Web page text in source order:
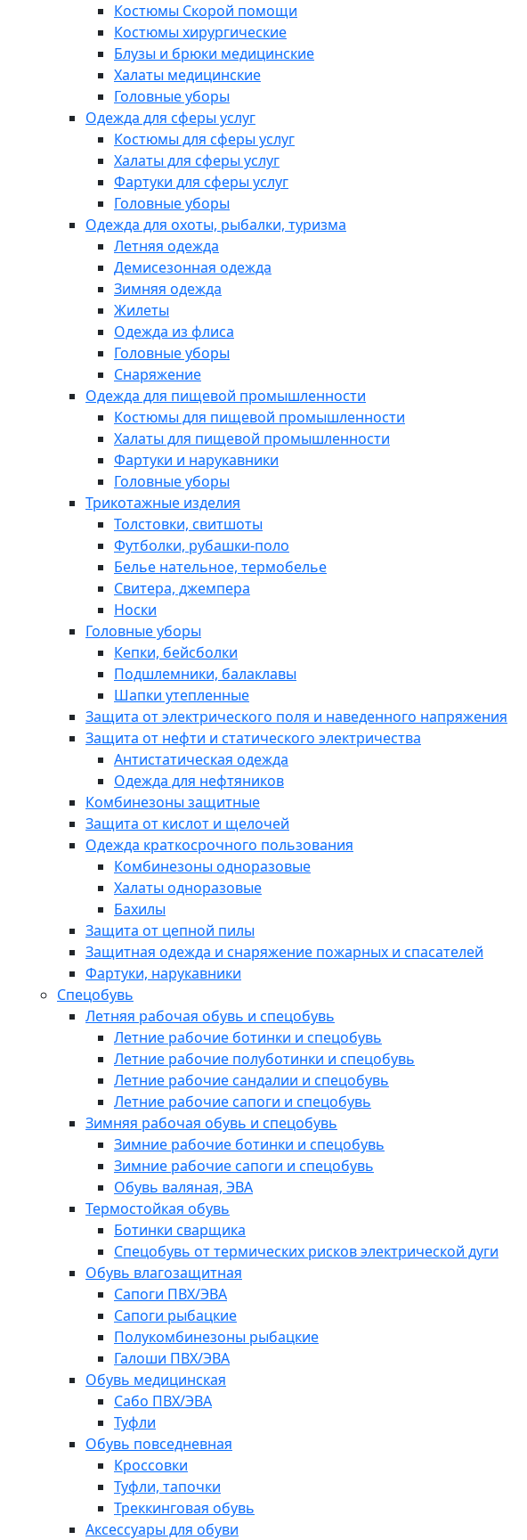
Костюмы Скорой помощи
Костюмы хирургические
Блузы и брюки медицинские
Халаты медицинские
Головные уборы
Одежда для сферы услуг
Костюмы для сферы услуг
Халаты для сферы услуг
Фартуки для сферы услуг
Головные уборы
Одежда для охоты, рыбалки, туризма
Летняя одежда
Демисезонная одежда
Зимняя одежда
Жилеты
Одежда из флиса
Головные уборы
Снаряжение
Одежда для пищевой промышленности
Костюмы для пищевой промышленности
Халаты для пищевой промышленности
Фартуки и нарукавники
Головные уборы
Трикотажные изделия
Толстовки, свитшоты
Футболки, рубашки-поло
Белье нательное, термобелье
Свитера, джемпера
Носки
Головные уборы
Кепки, бейсболки
Подшлемники, балаклавы
Шапки утепленные
Защита от электрического поля и наведенного напряжения
Защита от нефти и статического электричества
Антистатическая одежда
Одежда для нефтяников
Комбинезоны защитные
Защита от кислот и щелочей
Одежда краткосрочного пользования
Комбинезоны одноразовые
Халаты одноразовые
Бахилы
Защита от цепной пилы
Защитная одежда и снаряжение пожарных и спасателей
Фартуки, нарукавники
Спецобувь
Летняя рабочая обувь и спецобувь
Летние рабочие ботинки и спецобувь
Летние рабочие полуботинки и спецобувь
Летние рабочие сандалии и спецобувь
Летние рабочие сапоги и спецобувь
Зимняя рабочая обувь и спецобувь
Зимние рабочие ботинки и спецобувь
Зимние рабочие сапоги и спецобувь
Обувь валяная, ЭВА
Термостойкая обувь
Ботинки сварщика
Спецобувь от термических рисков электрической дуги
Обувь влагозащитная
Сапоги ПВХ/ЭВА
Сапоги рыбацкие
Полукомбинезоны рыбацкие
Галоши ПВХ/ЭВА
Обувь медицинская
Сабо ПВХ/ЭВА
Туфли
Обувь повседневная
Кроссовки
Туфли, тапочки
Треккинговая обувь
Аксессуары для обуви